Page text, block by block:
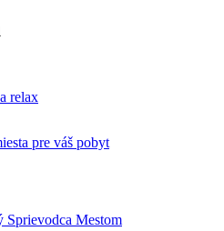
relax
pre váš pobyt